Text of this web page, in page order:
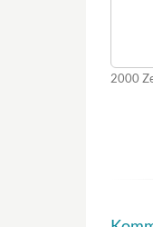
2000